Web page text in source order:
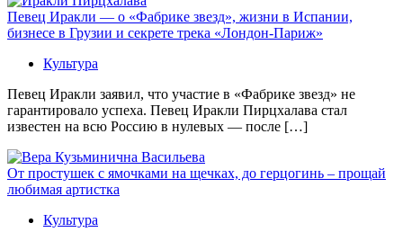
Певец Иракли — о «Фабрике звезд», жизни в Испании,
бизнесе в Грузии и секрете трека «Лондон-Париж»
Культура
Певец Иракли заявил, что участие в «Фабрике звезд» не
гарантировало успеха. Певец Иракли Пирцхалава стал
известен на всю Россию в нулевых — после […]
От простушек с ямочками на щечках, до герцогинь – прощай
любимая артистка
Культура